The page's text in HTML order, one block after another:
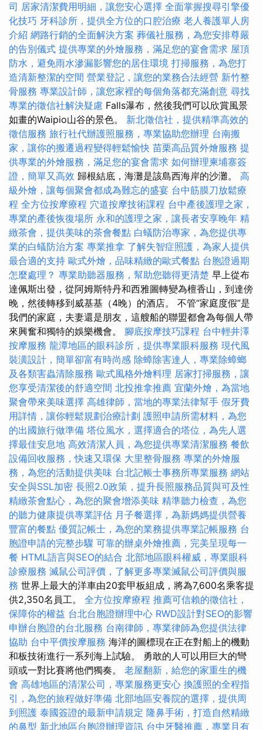
司 居家清潔費用明細，讓您安心選擇 全面掌握搜尋引擎優
化技巧 牙科診所，提供全方位的口腔治療 老人養護單人房
介紹 網路行銷的全面解決方案 葬儀社服務，為您安排尊嚴
的告別儀式 提供專業的外燴服務，滿足您的宴會需求 屋頂
防水，避免雨水滲漏影響您的居住環境 打掃服務，為您打
造清新整潔的空間 營業登記，讓您的業務合法經營 新竹整
骨服務 專業設計師，讓您家裡的每個角落都充滿創意 尋找
專業的徵信社解決疑慮 Falls瀑布，然後我們可以欣賞風景
如畫的Waipio山谷的景色。 新北徵信社，提供精準高效的
徵信服務 旅行社代辦護照服務，專業協助您辦理 台南搬
家，讓你的搬遷過程變得輕鬆愉快 苗栗高品質外燴服務 提
供專業的外燴服務，滿足您的宴會需求 如何辦理柬埔寨簽
證，簡單又高效 歸根結底，海灘是該島西海岸的沙灘。 高
級外燴，讓每個聚會都成為難忘的盛宴 台中筋膜刀放鬆療
程 全方位按摩療程 穴道按摩技術課程 台中產後護理之家，
專業的產後恢復場所 永和的護理之家，讓長者安享晚年 精
緻茶會，提供美味的茶會餐點 白蟻防治專家，為您提供專
業的白蟻防治方案 專業推拿 了解失智症照護，為家人提供
最合適的支持 歐式外燴，品味精緻的歐式餐點 台胞證過期
怎麼處理？ 專業助聽器服務，幫助您聽得更清楚 早上從布
達佩斯出發，從阿姆斯特丹和西雅圖轉變為檀香山，到達傍
晚，然後轉移到威基基（4晚）的酒店。 不管“家庭度假”是
我們的家庭，夫妻還是朋友，這艘船的聯盟都會為每個人帶
來興奮和獨特的娛樂機會。 腳底按摩技巧課程 台中輕井澤
按摩服務 龍潭地區的眼科診所，提供專業眼科服務 現代風
裝潢設計，簡單卻富有時尚感 除蟑除害達人，專業除蟑螂
及各類害蟲清除服務 歐式風格外燴料理 居家打掃服務，讓
您享受清潔後的舒適空間 北投推拿推薦 宜蘭外燴，為當地
聚會帶來美味選擇 高雄律師，當地的專業法律幫手 假牙費
用詳情，讓你輕鬆規劃治療計劃 護照申請所需材料，為您
的出國旅行做準備 塔位風水，選擇適合的塔位，為先人選
擇最佳安息地 高效清潔人員，為您提供專業清潔服務 餐飲
設備回收服務，快速又環保 大里整骨服務 專業的外燴服
務，為您的活動提供美味 台北記帳士事務所專業服務 網站
安全與SSL加密 長照2.0政策，提升長照服務品質與可及性
精緻茶會點心，為您的聚會增添美味 精準聽力檢查，為您
的聽力健康提供專業評估 月子餐選擇，為新媽媽提供營養
豐富的餐點 優質記帳士，為您的業務提供專業記帳服務 台
胞證申請的完整步驟 可靠的辦桌外燴推薦，完美呈現每一
餐 HTML語言與SEO的結合 北部地區眼科權威，專業眼科
診療服務 滅鼠公司評價，了解更多專業滅鼠公司評價與服
務 世界上最大的洋車由20套甲板組成，將為7,600名乘客提
供2,350名員工。 全方位按摩療程 推薦可信賴的徵信社，
保障你的權益 台北台胞證辦理中心 RWD設計對SEO的影響
申辦台胞證的台北服務 台南律師，專業律師為您提供法律
協助 台中平價按摩服務 海洋的圖標現在正在對船上的機動
和板技術進行一系列海上試驗。 勇敢的人可以用巨大的彎
頭或一對比賽將他們獨奏。 老屋翻新，給您的家重生的機
會 高雄地區的清潔公司，專業服務更安心 換護照的全程指
引，為您的旅程做好準備 北部地區安養院的選擇，提供周
到照護 泰國簽證的最新申請規定 隆鼻手術，打造自然精緻
的鼻型 新北地區台胞證辦理資訊 台中牙醫推薦，專業且有